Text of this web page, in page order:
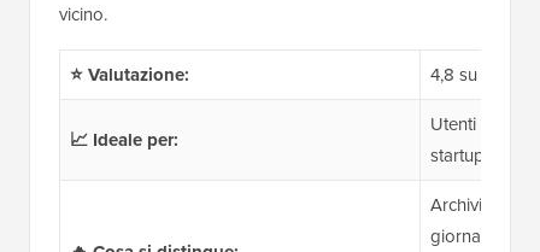
vicino.
⭐ Valutazione: 4,8 su 5
📈 Ideale per:
Utenti
startup alla
giornalieri,